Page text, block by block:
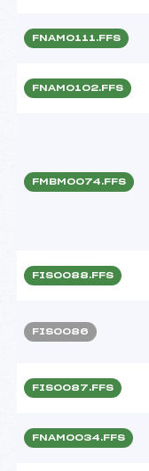
FNAM0111.FFS
FNAM0102.FFS
FMBM0074.FFS
FIS0088.FFS
FIS0086
FIS0087.FFS
FNAM0034.FFS